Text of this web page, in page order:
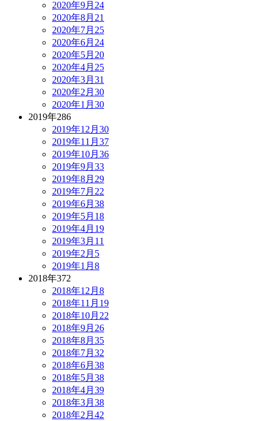
2020年9月 24
2020年8月 21
2020年7月 25
2020年6月 24
2020年5月 20
2020年4月 25
2020年3月 31
2020年2月 30
2020年1月 30
2019年286
2019年12月 30
2019年11月 37
2019年10月 36
2019年9月 33
2019年8月 29
2019年7月 22
2019年6月 38
2019年5月 18
2019年4月 19
2019年3月 11
2019年2月 5
2019年1月 8
2018年372
2018年12月 8
2018年11月 19
2018年10月 22
2018年9月 26
2018年8月 35
2018年7月 32
2018年6月 38
2018年5月 38
2018年4月 39
2018年3月 38
2018年2月 42